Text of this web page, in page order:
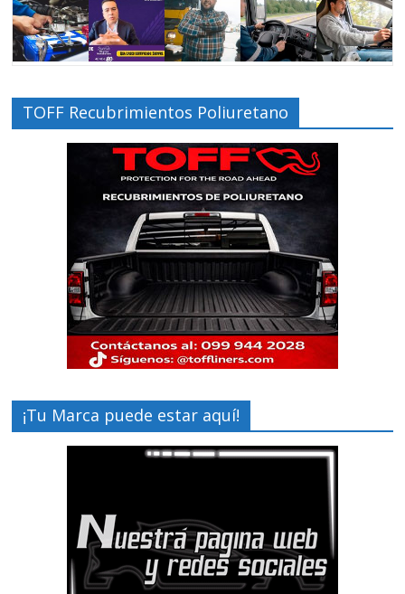
TOFF Recubrimientos Poliuretano
¡Tu Marca puede estar aquí!